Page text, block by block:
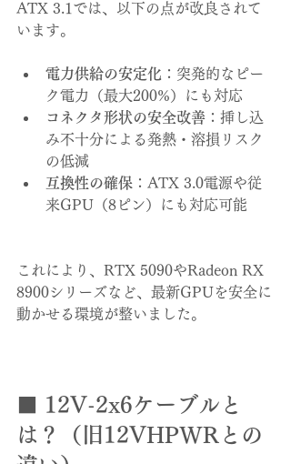
ATX 3.1では、以下の点が改良されて
います。
電力供給の安定化 ：突発的なピー
ク電力（最大200%）にも対応
コネクタ形状の安全改善 ：挿し込
み不十分による発熱・溶損リスク
の低減
互換性の確保 ：ATX 3.0電源や従
来GPU（8ピン）にも対応可能
これにより、RTX 5090やRadeon RX
8900シリーズなど、最新GPUを安全に
動かせる環境が整いました。
■ 12V-2x6ケーブルと
は？（旧12VHPWRとの